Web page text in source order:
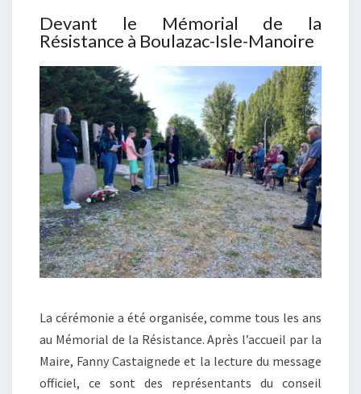
Devant le Mémorial de la
Résistance à Boulazac-Isle-Manoire
La cérémonie a été organisée, comme tous les ans
au Mémorial de la Résistance. Après l’accueil par la
Maire, Fanny Castaignede et la lecture du message
officiel, ce sont des représentants du conseil